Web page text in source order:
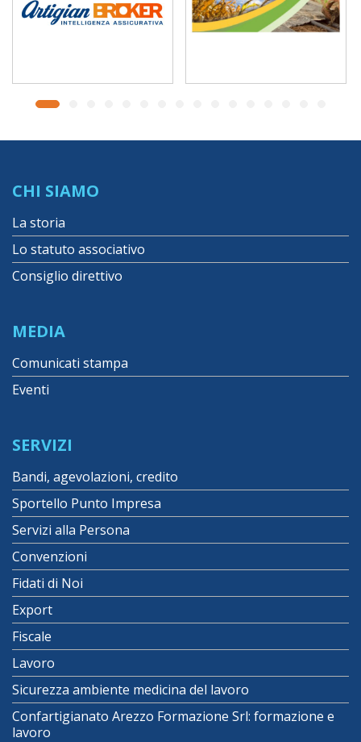
CHI SIAMO
La storia
Lo statuto associativo
Consiglio direttivo
MEDIA
Comunicati stampa
Eventi
SERVIZI
Bandi, agevolazioni, credito
Sportello Punto Impresa
Servizi alla Persona
Convenzioni
Fidati di Noi
Export
Fiscale
Lavoro
Sicurezza ambiente medicina del lavoro
Confartigianato Arezzo Formazione Srl: formazione e
lavoro